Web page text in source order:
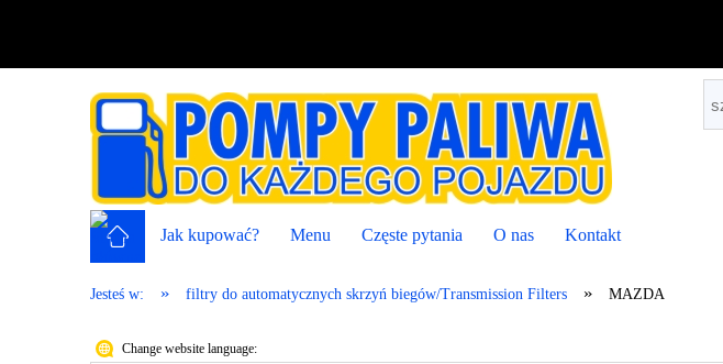
Jak kupować? Menu Częste pytania O nas Kontakt
Jesteś w: » filtry do automatycznych skrzyń biegów/Transmission Filters » MAZDA
Change website language: